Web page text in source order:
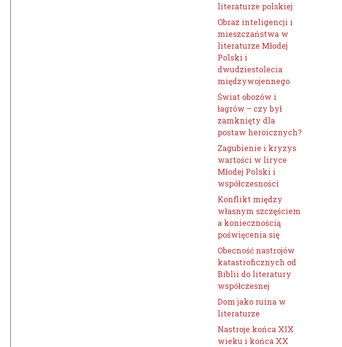
literaturze polskiej
Obraz inteligencji i
mieszczaństwa w
literaturze Młodej
Polski i
dwudziestolecia
międzywojennego
Świat obozów i
łagrów – czy był
zamknięty dla
postaw heroicznych?
Zagubienie i kryzys
wartości w liryce
Młodej Polski i
współczesności
Konflikt między
własnym szczęściem
a koniecznością
poświęcenia się
Obecność nastrojów
katastroficznych od
Biblii do literatury
współczesnej
Dom jako ruina w
literaturze
Nastroje końca XIX
wieku i końca XX